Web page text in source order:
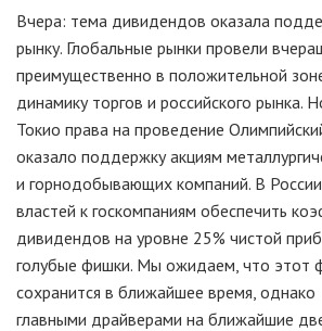
Вчера: тема дивидендов оказала
рынку. Глобальные рынки провели
преимущественно в положительной
динамику торгов и российского рынка.
Токио права на проведение
оказало поддержку акциям
и горнодобывающих компаний. В
властей к госкомпаниям обеспечить
дивидендов на уровне 25% чистой
голубые фишки. Мы ожидаем, что этот
сохранится в ближайшее время, однако
главными драйверами на ближайшие